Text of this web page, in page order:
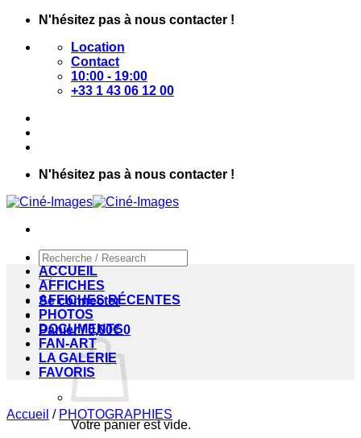
Passer
contenu
N'hésitez pas à nous contacter !
Location
Contact
10:00 - 19:00
+33 1 43 06 12 00
N'hésitez pas à nous contacter !
Recherche
pour :
Se connecter
Panier /0,00€ 0
Votre panier est vide.
ACCUEIL
AFFICHES
AFFICHES RÉCENTES
PHOTOS
DOCUMENTS
FAN-ART
LA GALERIE
FAVORIS
Accueil / PHOTOGRAPHIES